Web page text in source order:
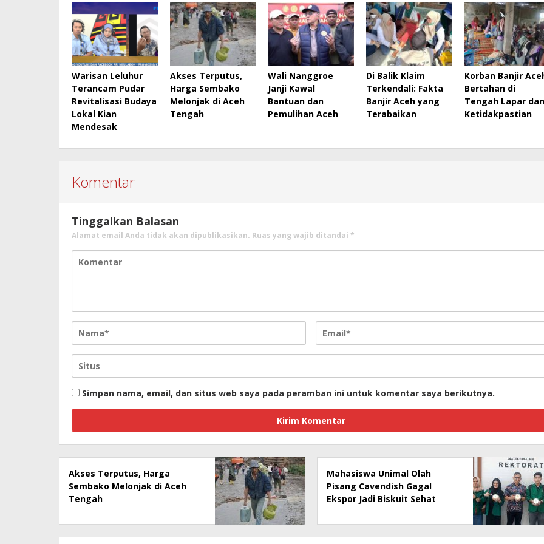
Warisan Leluhur
Terancam Pudar
Revitalisasi Budaya
Lokal Kian
Mendesak
Akses Terputus,
Harga Sembako
Melonjak di Aceh
Tengah
Wali Nanggroe
Janji Kawal
Bantuan dan
Pemulihan Aceh
Di Balik Klaim
Terkendali: Fakta
Banjir Aceh yang
Terabaikan
Korban Banjir
Bertahan di
Tengah Lapar dan
Ketidakpastian
Komentar
Tinggalkan Balasan
Alamat email Anda tidak akan dipublikasikan. Ruas yang wajib ditandai *
Simpan nama, email, dan situs web saya pada peramban ini untuk komentar saya berikutnya.
Akses Terputus, Harga
Sembako Melonjak di Aceh
Tengah
Mahasiswa Unimal Olah
Pisang Cavendish Gagal
Ekspor Jadi Biskuit Sehat